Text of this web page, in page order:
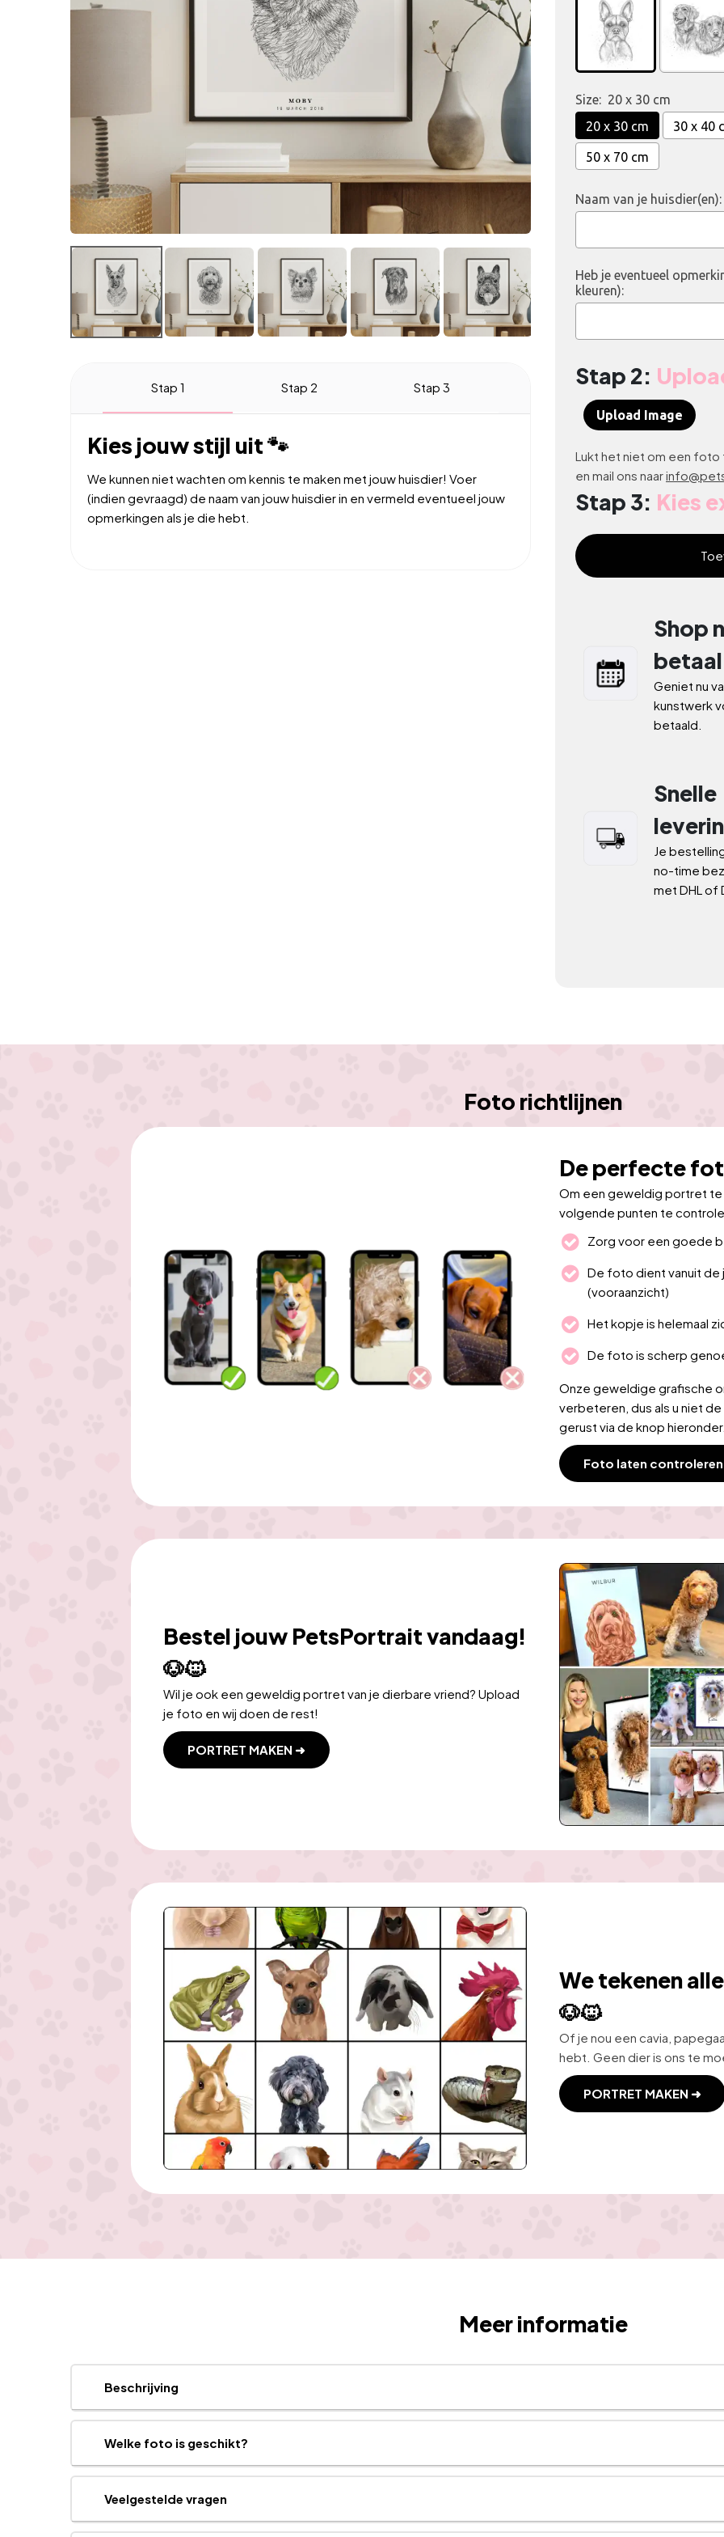
Stap 1 Stap 2 Stap 3
Kies jouw stijl uit 🐾
We kunnen niet wachten om kennis te maken met jouw huisdier! Voer
(indien gevraagd) de naam van jouw huisdier in en vermeld eventueel jouw
opmerkingen als je die hebt.
Size: 20 x 30 cm
20 x 30 cm
30 x 40
50 x 70 cm
Naam van je huisdier(en):
Heb je eventueel
kleuren):
Selection will addto
Stap 2:
Upload Image
Lukt het niet om een
en mail ons naar
Stap 3: Kies
Shop
Geniet nu
kunstwerk
betaald.
Snelle
Je
no-time
met DHL of
Foto richtlijnen
De perfecte
Om een geweldig portret te
volgende punten te
Zorg voor een goede
De foto dient vanuit
(vooraanzicht)
Het kopje is helemaal
De foto is scherp
Onze geweldige grafische
verbeteren, dus als u niet
gerust via de knop
Foto laten
Bestel jouw PetsPortrait vandaag!
🐶🐱
Wil je ook een geweldig portret van je dierbare vriend? Upload
je foto en wij doen de rest!
PORTRET MAKEN ➜
We tekenen
🐶🐱
Of je nou een cavia,
hebt. Geen dier is ons te
PORTRET MAKEN ➜
Meer informatie
Beschrijving
Welke foto is geschikt?
Veelgestelde vragen